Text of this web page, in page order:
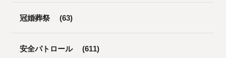
冠婚葬祭 (63)
安全パトロール (611)